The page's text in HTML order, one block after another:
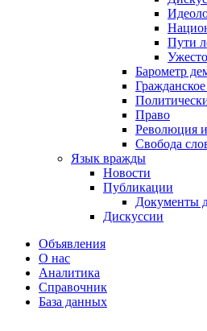
Пути
Барометр
Право
Революция
Свобода
Язык вражды
Новости
Публикации
Документы
Дискуссии
Объявления
О нас
Аналитика
Справочник
База данных